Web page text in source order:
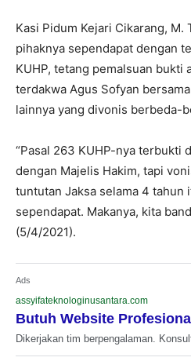
Kasi Pidum Kejari Cikarang, M.
pihaknya sependapat dengan
KUHP, tetang pemalsuan bukti
terdakwa Agus Sofyan
lainnya yang divonis berbeda-
“Pasal 263 KUHP-nya terbukti
dengan Majelis Hakim, tapi
tuntutan Jaksa selama 4 tahun
sependapat. Makanya, kita
(5/4/2021).
Ads
assyifateknologinusantara.com
Butuh Website
Dikerjakan tim berpengalaman.